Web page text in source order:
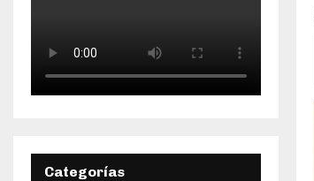
Categorías